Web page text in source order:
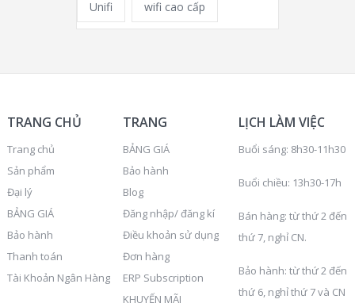
Unifi wifi cao cấp
TRANG CHỦ
Trang chủ
Sản phẩm
Đại lý
BẢNG GIÁ
Bảo hành
Thanh toán
Tài Khoản Ngân Hàng
TRANG
BẢNG GIÁ
Bảo hành
Blog
Đăng nhập/ đăng kí
Điều khoản sử dụng
Đơn hàng
ERP Subscription
KHUYẾN MÃI
LỊCH LÀM VIỆC
Buổi sáng: 8h30-11h30
Buổi chiều: 13h30-17h
Bán hàng: từ thứ 2 đến
thứ 7, nghỉ CN.
Bảo hành: từ thứ 2 đến
thứ 6, nghỉ thứ 7 và CN